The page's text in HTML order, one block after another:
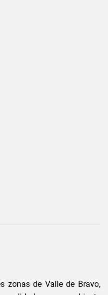
zonas de Valle de Bravo,